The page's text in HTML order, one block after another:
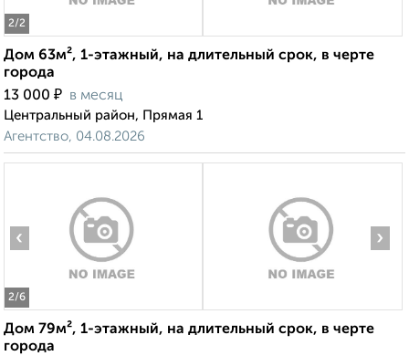
2/2
Дом 63м², 1-этажный, на длительный срок, в черте
города
13 000 ₽ в месяц
Центральный район, Прямая 1
Агентство, 04.08.2026
2/6
‹ ›
Дом 79м², 1-этажный, на длительный срок, в черте
города